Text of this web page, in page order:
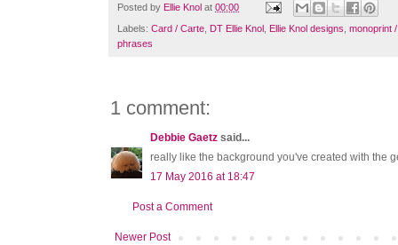
Posted by Ellie Knol at 00:00
Labels: Card / Carte DT Ellie Knol Ellie Knol designs monoprint
phrases
1 comment:
Debbie Gaetz said...
really like the background you've created with the
17 May 2016 at 18:47
Post a Comment
Newer Post